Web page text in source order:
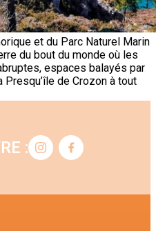
et du Parc Naturel Marin
du bout du monde où les
espaces balayés par
de Crozon à tout
: